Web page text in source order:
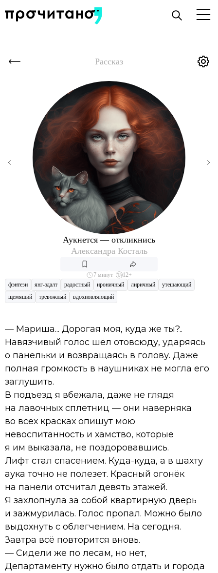
Рассказ
Аукнется — откликнись
Александра Косталь
7 минут
12+
фэнтези
янг-эдалт радостный ироничный лиричный
утешающий
щемящий
тревожный вдохновляющий
— Мариша... Дорогая моя, куда же ты?..
Навязчивый голос шёл отовсюду, ударяясь
о панельки и возвращаясь в голову. Даже
полная громкость в наушниках не могла его
заглушить.
В подъезд я вбежала, даже не глядя
на лавочных сплетниц — они наверняка
во всех красках опишут мою
невоспитанность и хамство, которые
я им выказала, не поздоровавшись.
Лифт стал спасением. Куда-куда, а в шахту
аука точно не полезет. Красный огонёк
на панели отсчитал девять этажей.
Я захлопнула за собой квартирную дверь
и зажмурилась. Голос пропал. Можно было
выдохнуть с облегчением. На сегодня.
Завтра всё повторится вновь.
— Сидели же по лесам, но нет,
Департаменту нужно было отдать и города